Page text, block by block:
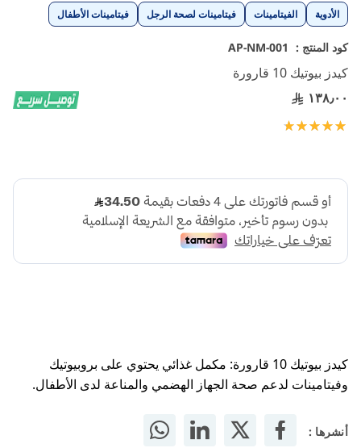
الأدوية الفيتامينات فيتامينات لصحة الرجل فيتامينات الأطفال
كود المنتج : AP-NM-001
كيدز بيوتيك 10 قارورة
١٣٨٫٠٠
تقييم:
كيدز بيوتيك 10 قارورة: مكمل غذائي يحتوي على بروبيوتيك
وفيتامينات لدعم صحة الجهاز الهضمي والمناعة لدى الأطفال.​
أنشرها :
تخطي
إلى
بداية
معرض
الصور